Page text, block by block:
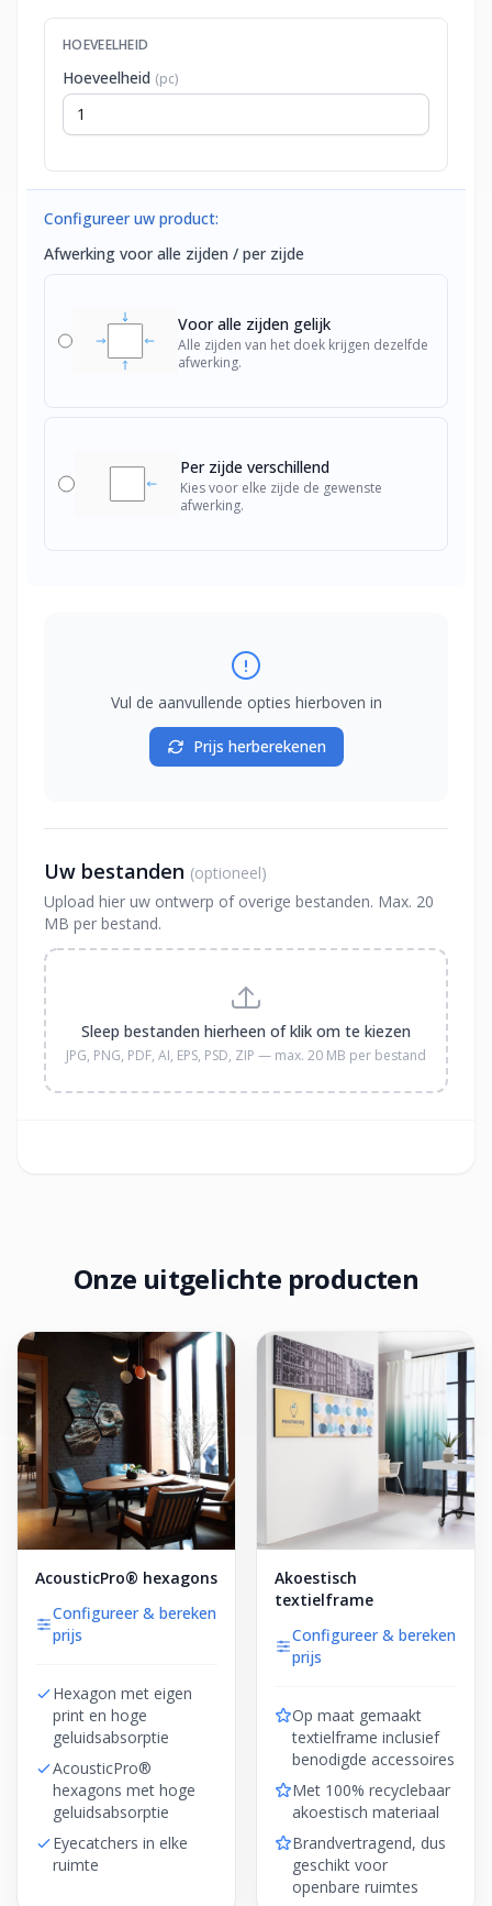
HOEVEELHEID
Hoeveelheid (pc)
Configureer uw product:
Afwerking voor alle zijden / per zijde
Voor alle zijden gelijk
Alle zijden van het doek krijgen dezelfde
afwerking.
Per zijde verschillend
Kies voor elke zijde de gewenste
afwerking.
Vul de aanvullende opties hierboven in
Prijs herberekenen
Uw bestanden (optioneel)
Upload hier uw ontwerp of overige bestanden. Max. 20
MB per bestand.
Sleep bestanden hierheen of klik om te kiezen
JPG, PNG, PDF, AI, EPS, PSD, ZIP — max. 20 MB per bestand
Onze uitgelichte producten
AcousticPro® hexagons
Configureer & bereken
prijs
Hexagon met eigen
print en hoge
geluidsabsorptie
AcousticPro®
hexagons met hoge
geluidsabsorptie
Eyecatchers in elke
ruimte
Akoestisch
textielframe
Configureer & bereken
prijs
Op maat gemaakt
textielframe inclusief
benodigde accessoires
Met 100% recyclebaar
akoestisch materiaal
Brandvertragend, dus
geschikt voor
openbare ruimtes